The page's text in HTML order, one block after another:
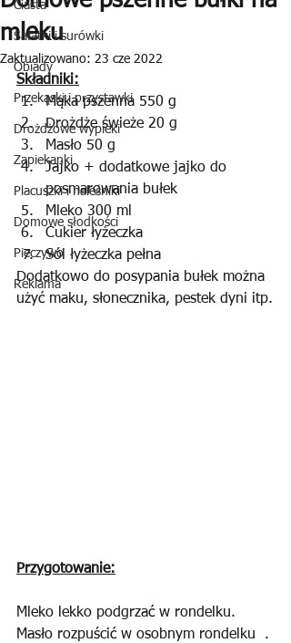
Ciasta
Sałatki i surówki
Obiady
Przekąski i przystawki
Drożdżowe wypieki
Zapiekanki
Placuszki i naleśniki
Domowe słodkości
Pieczywo
Reklama
mleku
Zaktualizowano: 23 cze 2022
Składniki:
Mąka pszenna 550 g
Drożdże świeże 20 g
Masło 50 g
Jajko + dodatkowe jajko do
posmarowania bułek
Mleko 300 ml
Cukier łyżeczka
Sól łyżeczka pełna
Dodatkowo do posypania bułek można
użyć maku, słonecznika, pestek dyni itp.
Przygotowanie:
Mleko lekko podgrzać w rondelku.
Masło rozpuścić w osobnym rondelku  .